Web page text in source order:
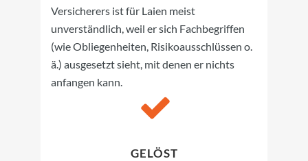
Versicherers ist für Laien meist
unverständlich, weil er sich Fachbegriffen
(wie Obliegenheiten, Risikoausschlüssen o.
ä.) ausgesetzt sieht, mit denen er nichts
anfangen kann.
GELÖST